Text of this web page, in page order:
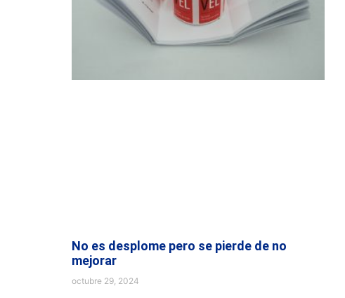
No es desplome pero se pierde de no
mejorar
octubre 29, 2024